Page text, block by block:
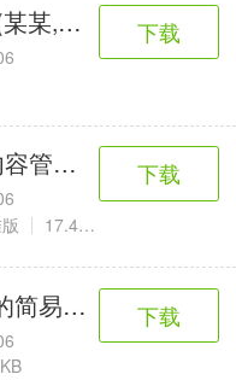
某,妈妈喊你回家吃
下载
管理系统
17.4 MB
下载
简易聊天程序下载